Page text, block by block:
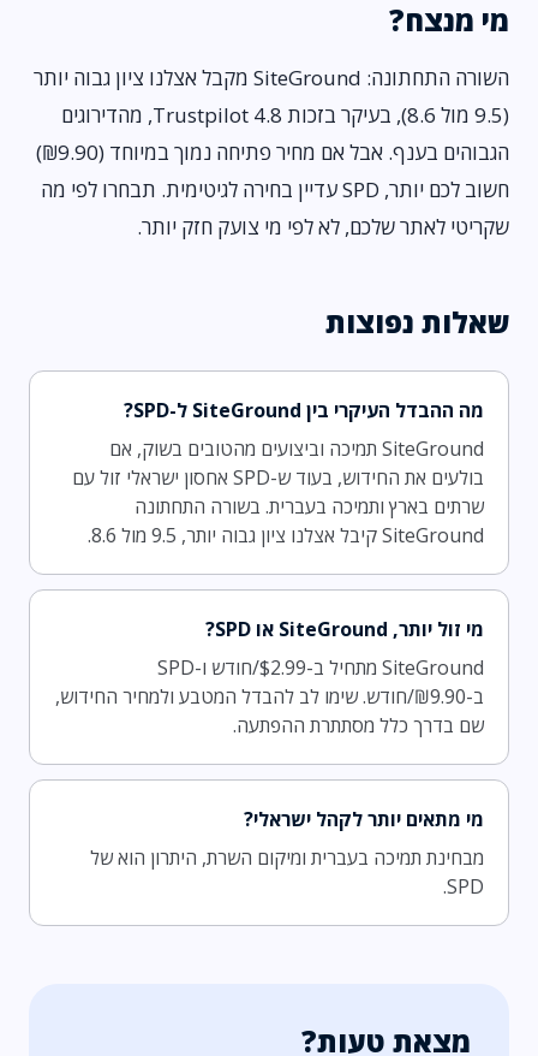
מי מנצח?
השורה התחתונה: SiteGround מקבל אצלנו ציון גבוה יותר
(9.5 מול 8.6), בעיקר בזכות Trustpilot 4.8, מהדירוגים
הגבוהים בענף. אבל אם מחיר פתיחה נמוך במיוחד (₪9.90)
חשוב לכם יותר, SPD עדיין בחירה לגיטימית. תבחרו לפי מה
שקריטי לאתר שלכם, לא לפי מי צועק חזק יותר.
שאלות נפוצות
מה ההבדל העיקרי בין SiteGround ל-SPD?
SiteGround תמיכה וביצועים מהטובים בשוק, אם
בולעים את החידוש, בעוד ש-SPD אחסון ישראלי זול עם
שרתים בארץ ותמיכה בעברית. בשורה התחתונה
SiteGround קיבל אצלנו ציון גבוה יותר, 9.5 מול 8.6.
מי זול יותר, SiteGround או SPD?
SiteGround מתחיל ב-$2.99/חודש ו-SPD
ב-₪9.90/חודש. שימו לב להבדל המטבע ולמחיר החידוש,
שם בדרך כלל מסתתרת ההפתעה.
מי מתאים יותר לקהל ישראלי?
מבחינת תמיכה בעברית ומיקום השרת, היתרון הוא של
SPD.
מצאת טעות?